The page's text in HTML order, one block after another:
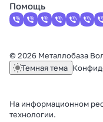
Помощь
© 2026 Металлобаза
Темная тема
На информационном
технологии.